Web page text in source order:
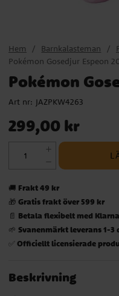
Hem Barnkalasteman
Pokémon Gosedjur Espeon
Pokémon
Art nr: JAZPKW4263
Pris:299,00 kr
299,00 kr
🚚 Frakt 49 kr
🎁 Gratis frakt över 599 kr
📄 Betala flexibelt med Klarna
🌱 Svanenmärkt leverans 1-3
✅ Officiellt licensierade
Beskrivning